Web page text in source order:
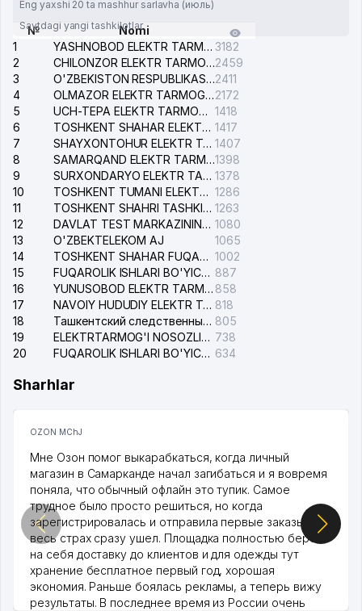
Eng yaxshi 20 ta mashhur sarlavha (июль)
Saytdagi yangi tashkilotlar
№
Nomi
1
YASHNOBOD ELEKTR TARMOG'I NOSOZLIKLARI XIZMATI 3182
2
CHILONZOR ELEKTR TARMOG'I NOSOZLIK XIZMATI2459
3
O'ZBEKISTON RESPUBLIKASI BOSH PROKURATURASI ISHONCH TELEFONI2411
4
OLMAZOR ELEKTR TARMOG'I NOSOZLIKLARI XIZMATI2172
5
UCH-TEPA ELEKTR TARMOG'I NOSOZLIKLARI XIZMATI 1418
6
TOSHKENT SHAHAR ELEKTR TARMOQLARI KORXONASI AJ 1417
7
SHAYXONTOHUR ELEKTR TARMOG'I NOSOZLIKLARINI TUZATISH XIZMATI 1407
8
SAMARQAND ELEKTR TARMOQLARI AJ1398
9
SURXONDARYO ELEKTR TARMOQLARI AJ 1378
10
TOSHKENT TUMANI ELEKTR TARMOG'I AVARIYA XIZMATI 1286
11
TOSHKENT SHAHRI TASHKILOT TELEFONLARI HAQIDA MA'LUMOT BYUROSI 1263
12
DAVLAT TEST MARKAZINING ISHONCH TELEFONLARI 1080
13
O'ZBEKTELEKOM AJ
1065
14
TOSHKENT SHAHAR FUQAROLIK ISHLARI BO'YICHA SUDI 1002
15
FUQAROLIK ISHLARI BO'YICHA YAKKASAROY TUMANLARARO SUDI 887
16
YUNUSOBOD ELEKTR TARMOG'I NOSOZLIKLARI XIZMATI 858
17
NAVOIY HUDUDIY ELEKTR TARMOQLARI KORXONASI AJ 818
18
Ташкентский следственный изолятор 805
19
ELEKTRTARMOG'I NOSOZLIKLARINI TO'ZATISH SERGELI XIZMATI 738
20
FUQAROLIK ISHLARI BO'YICHA UCH-TEPA TUMANI SUDI 634
Sharhlar
OZON MChJ
Мне Озон помог выкарабкаться, когда личный
магазин в Самарканде начал загибаться и я вовремя
поняла, что обычный офлайн это тупик. Самое
трудное было просто решиться, но когда
зарегистрировалась и отправила первые заказы,
весь страх сразу ушел. Площадка полностью берет
на себя доставку до клиентов и для одежды тут
хранение бесплатное первый год, хорошая
экономия. Раньше боялась рекламы, а теперь вижу
результаты. В последнее время из России очень